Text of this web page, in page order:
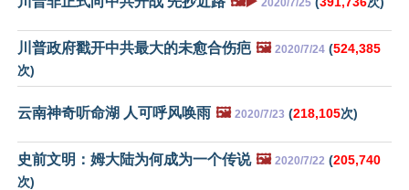
川普政府戳开中共最大的未愈合伤疤 🖼️ 2020/7/24 (524,385
次)
云南神奇听命湖 人可呼风唤雨 🖼️ 2020/7/23 (218,105次)
史前文明：姆大陆为何成为一个传说 🖼️ 2020/7/22 (205,740
次)